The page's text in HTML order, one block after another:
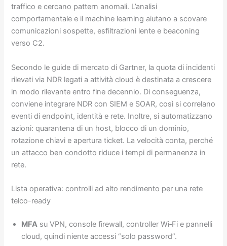
traffico e cercano pattern anomali. L’analisi
comportamentale e il machine learning aiutano a scovare
comunicazioni sospette, esfiltrazioni lente e beaconing
verso C2.
Secondo le guide di mercato di Gartner, la quota di incidenti
rilevati via NDR legati a attività cloud è destinata a crescere
in modo rilevante entro fine decennio. Di conseguenza,
conviene integrare NDR con SIEM e SOAR, così si correlano
eventi di endpoint, identità e rete. Inoltre, si automatizzano
azioni: quarantena di un host, blocco di un dominio,
rotazione chiavi e apertura ticket. La velocità conta, perché
un attacco ben condotto riduce i tempi di permanenza in
rete.
Lista operativa: controlli ad alto rendimento per una rete
telco-ready
MFA su VPN, console firewall, controller Wi‑Fi e pannelli
cloud, quindi niente accessi “solo password”.